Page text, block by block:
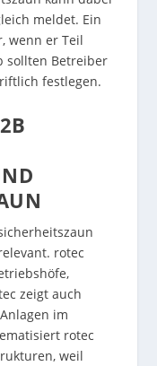
meldet. Ein
wenn er Teil
sollten Betreiber
festlegen.
rotec
zeigt auch
im
rotec
weil